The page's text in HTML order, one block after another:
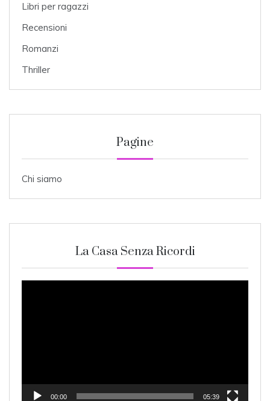
Libri per ragazzi
Recensioni
Romanzi
Thriller
Pagine
Chi siamo
La Casa Senza Ricordi
00:00 05:39